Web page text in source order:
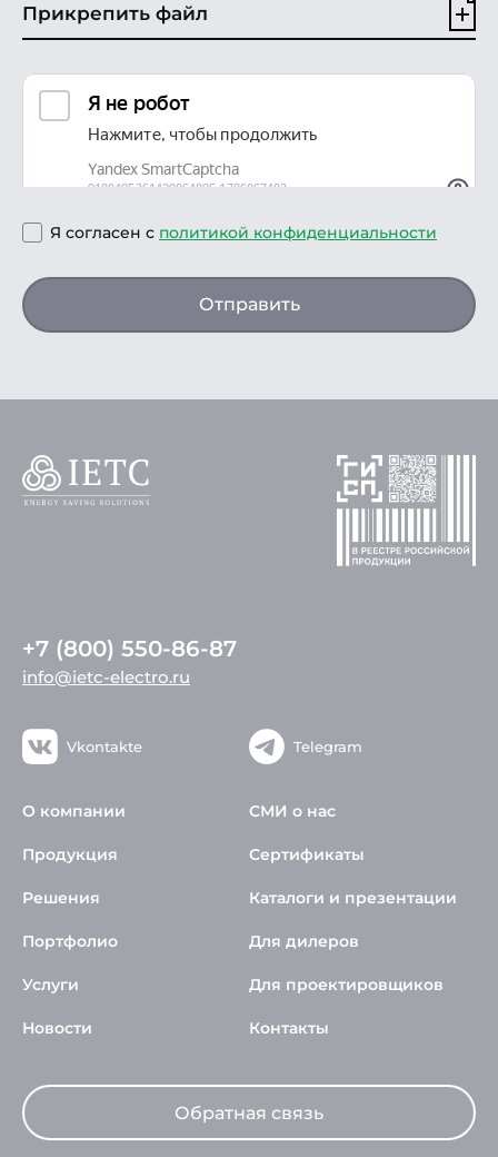
Прикрепить файл
Я согласен с политикой конфиденциальности
Отправить
+7 (800) 550-86-87
info@ietc-electro.ru
Vkontakte Telegram
О компании
Продукция
Решения
Портфолио
Услуги
Новости
СМИ о нас
Сертификаты
Каталоги и презентации
Для дилеров
Для проектировщиков
Контакты
Обратная связь